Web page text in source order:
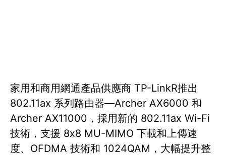
家用和商用網通產品供應商 TP-LinkR推出
802.11ax 系列路由器—Archer AX6000 和
Archer AX11000，採用新的 802.11ax Wi-Fi
技術，支援 8x8 MU-MIMO 下載和上傳速
度、OFDMA 技術和 1024QAM，大幅提升整